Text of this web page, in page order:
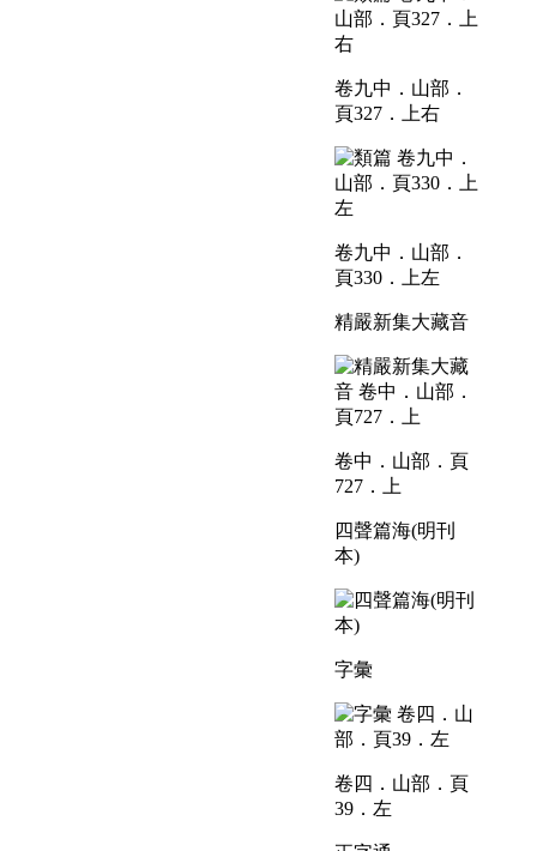
卷九中．山部．
頁327．上右
卷九中．山部．
頁330．上左
精嚴新集大藏音
卷中．山部．頁
727．上
四聲篇海(明刊
本)
字彙
卷四．山部．頁
39．左